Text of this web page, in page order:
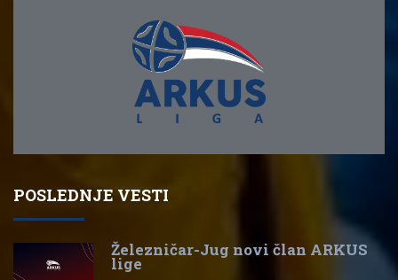
POSLEDNJE VESTI
Železničar-Jug novi član ARKUS
lige